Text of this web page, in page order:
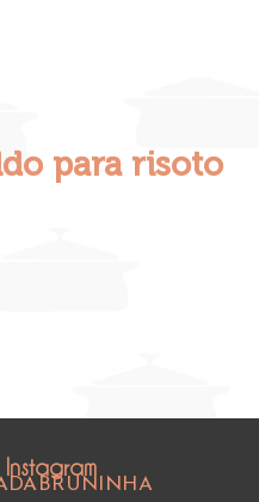
para risoto